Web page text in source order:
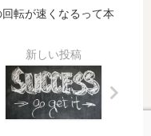
ン
し
た
間
り
ず
時
間
転が速くなるって本